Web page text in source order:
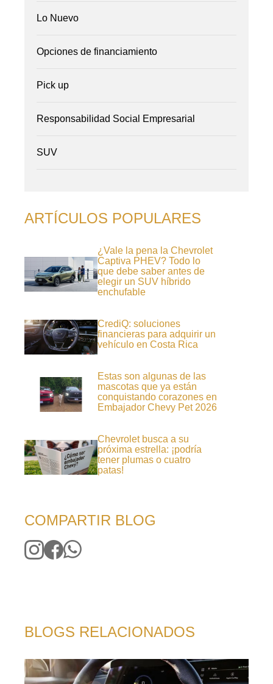
Lo Nuevo
Opciones de financiamiento
Pick up
Responsabilidad Social Empresarial
SUV
ARTÍCULOS POPULARES
¿Vale la pena la Chevrolet
Captiva PHEV? Todo lo
que debe saber antes de
elegir un SUV híbrido
enchufable
CrediQ: soluciones
financieras para adquirir un
vehículo en Costa Rica
Estas son algunas de las
mascotas que ya están
conquistando corazones en
Embajador Chevy Pet 2026
Chevrolet busca a su
próxima estrella: ¡podría
tener plumas o cuatro
patas!
COMPARTIR BLOG
BLOGS RELACIONADOS